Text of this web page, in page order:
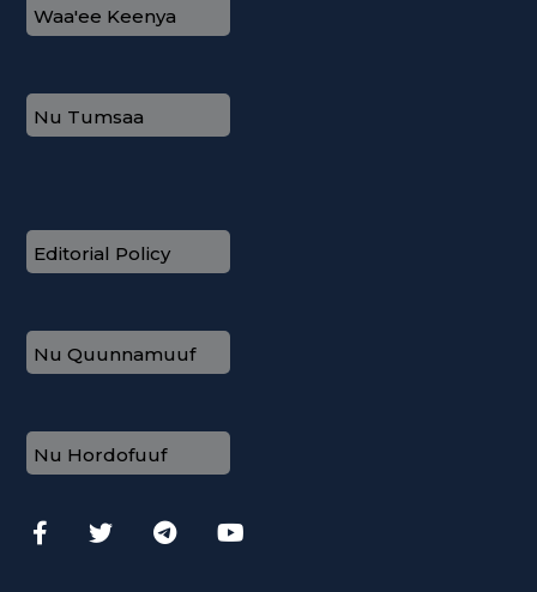
Waa'ee Keenya
Nu Tumsaa
Editorial Policy
Nu Quunnamuuf
Nu Hordofuuf